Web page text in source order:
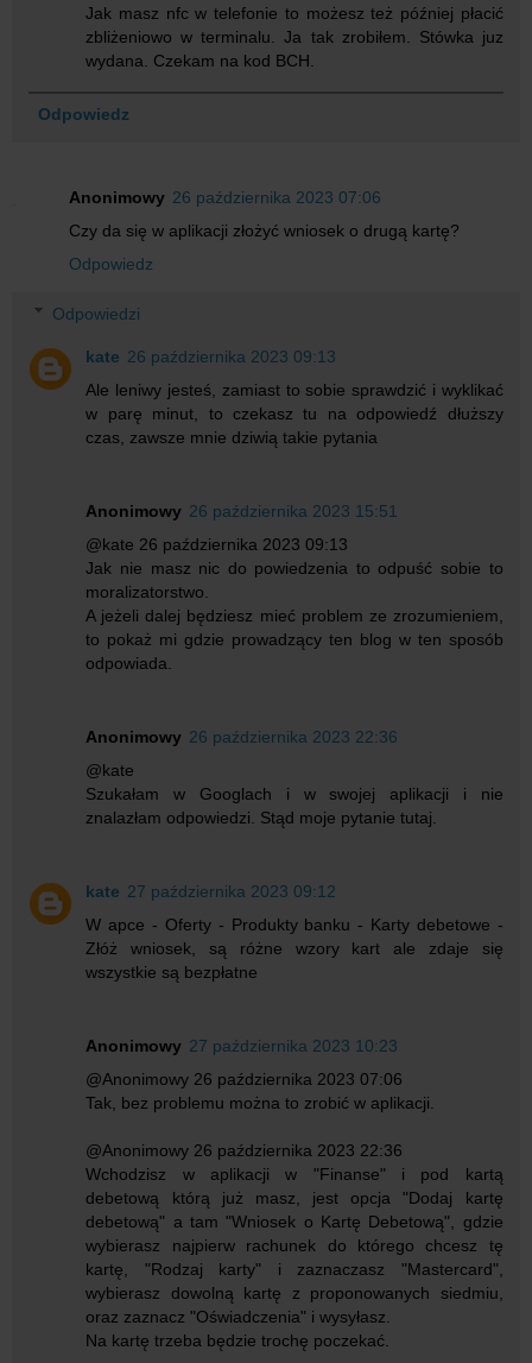
Jak masz nfc w telefonie to możesz też później płacić
zbliżeniowo w terminalu. Ja tak zrobiłem. Stówka juz
wydana. Czekam na kod BCH.
Odpowiedz
Anonimowy 26 października 2023 07:06
Czy da się w aplikacji złożyć wniosek o drugą kartę?
Odpowiedz
Odpowiedzi
kate 26 października 2023 09:13
Ale leniwy jesteś, zamiast to sobie sprawdzić i wyklikać
w parę minut, to czekasz tu na odpowiedź dłuższy
czas, zawsze mnie dziwią takie pytania
Anonimowy 26 października 2023 15:51
@kate 26 października 2023 09:13
Jak nie masz nic do powiedzenia to odpuść sobie to
moralizatorstwo.
A jeżeli dalej będziesz mieć problem ze zrozumieniem,
to pokaż mi gdzie prowadzący ten blog w ten sposób
odpowiada.
Anonimowy 26 października 2023 22:36
@kate
Szukałam w Googlach i w swojej aplikacji i nie
znalazłam odpowiedzi. Stąd moje pytanie tutaj.
kate 27 października 2023 09:12
W apce - Oferty - Produkty banku - Karty debetowe -
Złóż wniosek, są różne wzory kart ale zdaje się
wszystkie są bezpłatne
Anonimowy 27 października 2023 10:23
@Anonimowy 26 października 2023 07:06
Tak, bez problemu można to zrobić w aplikacji.
@Anonimowy 26 października 2023 22:36
Wchodzisz w aplikacji w "Finanse" i pod kartą
debetową którą już masz, jest opcja "Dodaj kartę
debetową" a tam "Wniosek o Kartę Debetową", gdzie
wybierasz najpierw rachunek do którego chcesz tę
kartę, "Rodzaj karty" i zaznaczasz "Mastercard",
wybierasz dowolną kartę z proponowanych siedmiu,
oraz zaznacz "Oświadczenia" i wysyłasz.
Na kartę trzeba będzie trochę poczekać.